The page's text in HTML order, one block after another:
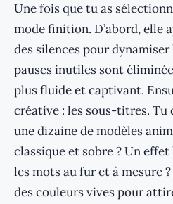
Une fois que tu as
mode finition. D’abord, elle
des silences pour
pauses inutiles sont
plus fluide et captivant.
créative : les sous-titres. Tu
une dizaine de modèles
classique et sobre ? Un
les mots au fur et à mesure
des couleurs vives pour